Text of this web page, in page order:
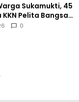
Sukamukti, 45
Pelita Bangsa
Desa
0